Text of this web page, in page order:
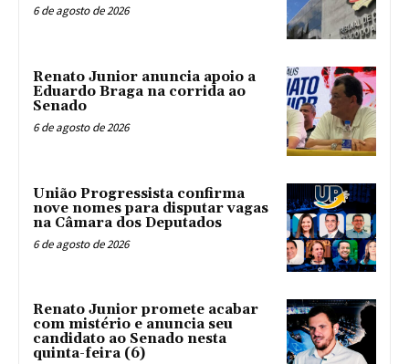
6 de agosto de 2026
Renato Junior anuncia apoio a
Eduardo Braga na corrida ao
Senado
6 de agosto de 2026
União Progressista confirma
nove nomes para disputar vagas
na Câmara dos Deputados
6 de agosto de 2026
Renato Junior promete acabar
com mistério e anuncia seu
candidato ao Senado nesta
quinta-feira (6)